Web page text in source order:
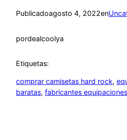
Publicadoagosto 4, 2022en
pordealcoolya
Etiquetas:
comprar camisetas hard rock,
baratas, fabricantes